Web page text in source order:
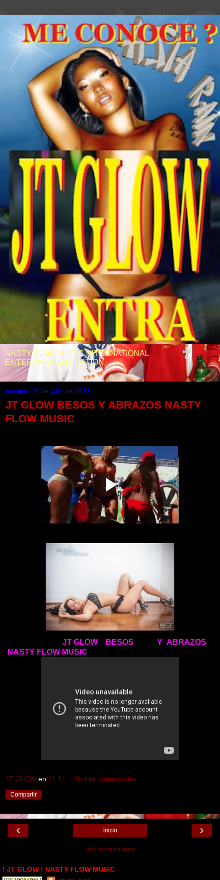
NASTY FLOW MUSIC INTERNATIONAL
ENTERTAINMENT NATION
martes, 16 de julio de 2013
JT GLOW BESOS Y ABRAZOS NASTY
FLOW MUSIC
JT GLOW BESOS Y ABRAZOS
NASTY FLOW MUSIC
JT GLOW en 11:14 No hay comentarios:
Compartir
‹ ›
Inicio
Ver versión web
! JT GLOW ! NASTY FLOW MUSIC